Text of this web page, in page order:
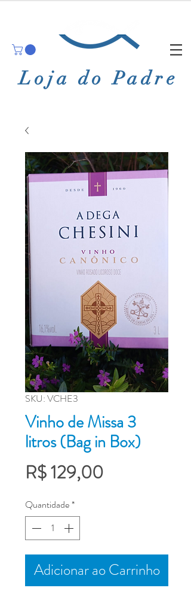
Loja do Padre
SKU: VCHE3
Vinho de Missa 3
litros (Bag in Box)
R$ 129,00Preço
Quantidade*
Adicionar ao Carrinho